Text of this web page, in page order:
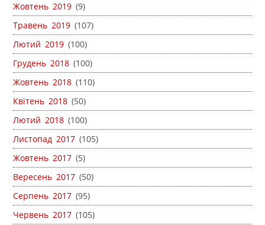
Жовтень 2019 (9)
Травень 2019 (107)
Лютий 2019 (100)
Грудень 2018 (100)
Жовтень 2018 (110)
Квітень 2018 (50)
Лютий 2018 (100)
Листопад 2017 (105)
Жовтень 2017 (5)
Вересень 2017 (50)
Серпень 2017 (95)
Червень 2017 (105)